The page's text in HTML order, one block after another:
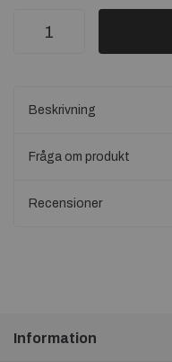
Beskrivning
Fråga om produkt
Recensioner
Information